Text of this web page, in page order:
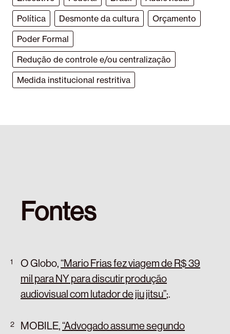
Política
Desmonte da cultura
Orçamento
Poder Formal
Redução de controle e/ou centralização
Medida institucional restritiva
Fontes
O Globo,“Mario Frias fez viagem de R$ 39
mil para NY para discutir produção
audiovisual com lutador de jiu jitsu”;.
MOBILE,“Advogado assume segundo